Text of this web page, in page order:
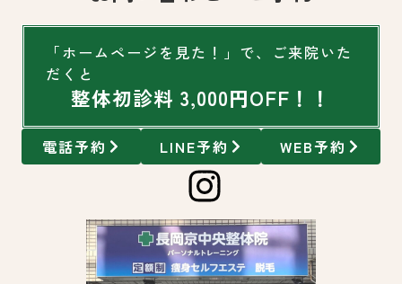
「ホームページを見た！」で、ご来院いた
だくと
整体初診料 3,000円OFF！！
電話予約 LINE予約 WEB予約